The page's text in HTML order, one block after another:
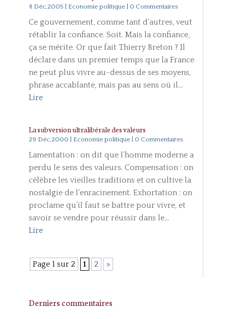
4 Déc,2005 Economie politique| 0 Commentaires
Ce gouvernement, comme tant d’autres, veut
rétablir la confiance. Soit. Mais la confiance,
ça se mérite. Or que fait Thierry Breton ? Il
déclare dans un premier temps que la France
ne peut plus vivre au-dessus de ses moyens,
phrase accablante, mais pas au sens où il...
Lire
La subversion ultralibérale des valeurs
29 Déc,2000 Economie politique| 0 Commentaires
Lamentation : on dit que l’homme moderne a
perdu le sens des valeurs. Compensation : on
célèbre les vieilles traditions et on cultive la
nostalgie de l’enracinement. Exhortation : on
proclame qu’il faut se battre pour vivre, et
savoir se vendre pour réussir dans le...
Lire
Page 1 sur 2 1 2 »
Derniers commentaires